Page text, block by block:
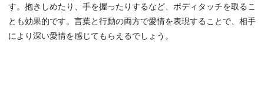
す。抱きしめたり、手を握ったりするなど、ボディタッチを取るこ
とも効果的です。言葉と行動の両方で愛情を表現することで、相手
により深い愛情を感じてもらえるでしょう。